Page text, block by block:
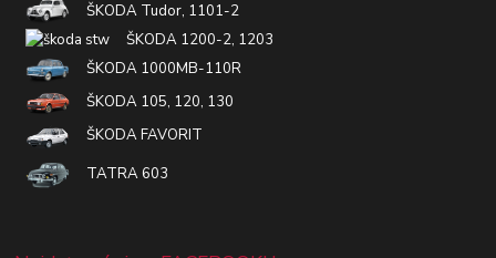
ŠKODA Tudor, 1101-2
ŠKODA 1200-2, 1203
ŠKODA 1000MB-110R
ŠKODA 105, 120, 130
ŠKODA FAVORIT
TATRA 603